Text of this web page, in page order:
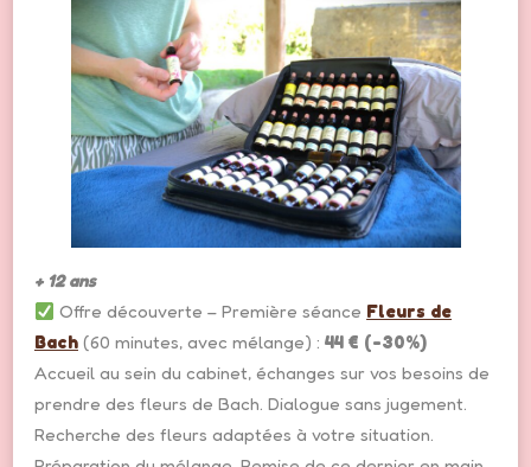
+ 12 ans
Offre découverte – Première séance Fleurs de
Bach (60 minutes, avec mélange) : 44 € (-30%)
Accueil au sein du cabinet, échanges sur vos besoins de
prendre des fleurs de Bach. Dialogue sans jugement.
Recherche des fleurs adaptées à votre situation.